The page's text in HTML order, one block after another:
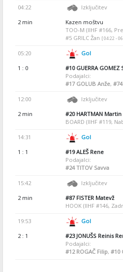
04:22 Izključitev
2 min
Kazen moštvu
TOO-M (IIHF #166,
#5 GRILC Žan [ 04:22 -
05:20 Gol
1 : 0
#10GUERRA GOMEZ
Podajalci:
#17GOLUB Anže, #74
12:00 Izključitev
2 min
#20HARTMAN Martin
BOARD (IIHF #119,
14:31 Gol
1 : 1
#19ALEŠ Rene
Podajalci:
#24TITOV Savva
15:42 Izključitev
2 min
#87FISTER Matevž
HOOK (IIHF #146,
19:53 Gol
2 : 1
#23JONUŠS Reinis
Podajalci:
#12ROGAČ Filip, #10